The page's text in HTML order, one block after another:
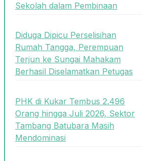
Sekolah dalam Pembinaan
Diduga Dipicu Perselisihan
Rumah Tangga, Perempuan
Terjun ke Sungai Mahakam
Berhasil Diselamatkan Petugas
PHK di Kukar Tembus 2.496
Orang hingga Juli 2026, Sektor
Tambang Batubara Masih
Mendominasi